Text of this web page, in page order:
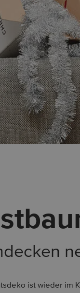
ist wieder im